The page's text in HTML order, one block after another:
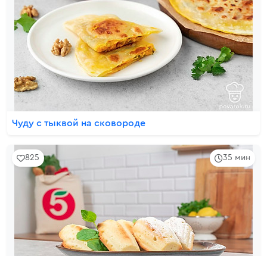
Чуду с тыквой на сковороде
35 мин
825